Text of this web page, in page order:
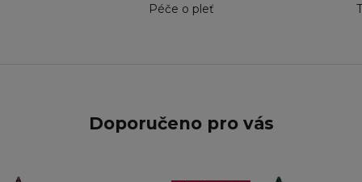
Péče o pleť
Doporučeno pro vás